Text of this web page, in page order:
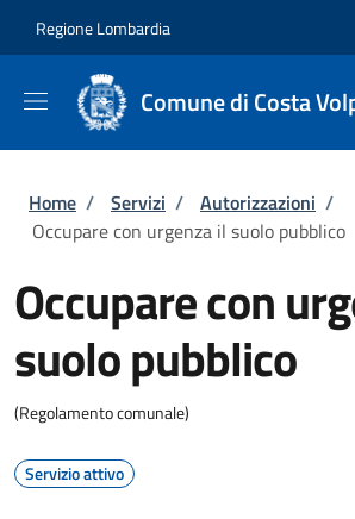
Regione Lombardia
Comune di Costa
Briciole di pane
Home / Servizi / Autorizzazioni /
Occupare con urgenza il suolo pubblico
Occupare con
suolo pubblico
(Regolamento comunale)
Servizio attivo